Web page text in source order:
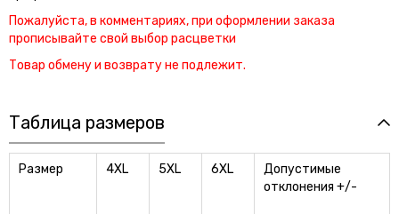
Пожалуйста, в комментариях, при оформлении заказа
прописывайте свой выбор расцветки
Товар обмену и возврату не подлежит.
Таблица размеров
Размер 4XL 5XL 6XL
Допустимые
отклонения +/-